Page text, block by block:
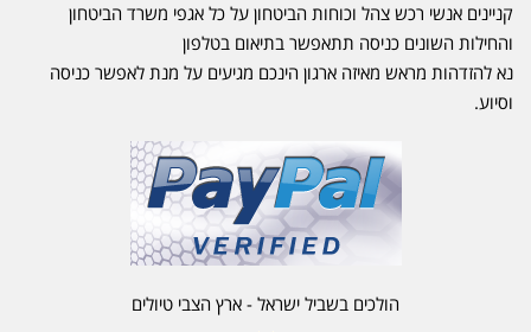
קניינים אנשי רכש צהל וכוחות הביטחון על כל אגפי משרד הביטחון
והחילות השונים כניסה תתאפשר בתיאום בטלפון
נא להזדהות מראש מאיזה ארגון הינכם מגיעים על מנת לאפשר כניסה
וסיוע.
הולכים בשביל ישראל - ארץ הצבי טיולים